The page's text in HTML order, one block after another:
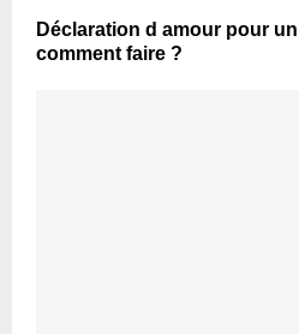
Déclaration d amour pour
comment faire ?